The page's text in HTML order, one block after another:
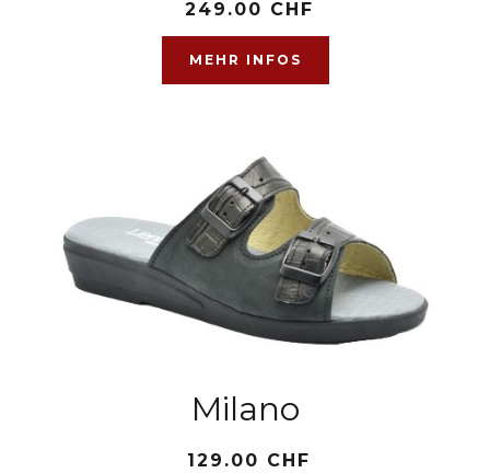
249.00 CHF
MEHR INFOS
Milano
129.00 CHF